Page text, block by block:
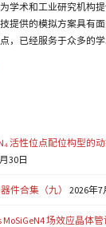
学术和工业研究机构
提供的模拟方案具有
，已经服务于众多的学
活性位点配位构型的
30日
件合集（九） 2026年7
场效应晶体